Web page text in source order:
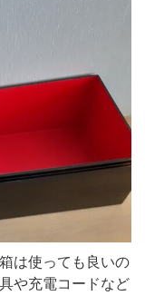
は使っても良いの
や充電コードなど